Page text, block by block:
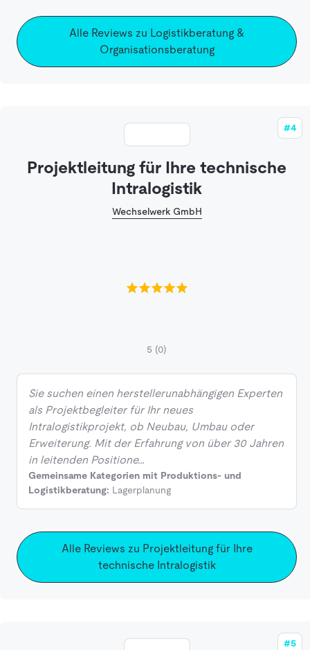
Alle Reviews zu Logistikberatung &
Organisationsberatung
#4
Projektleitung für Ihre technische
Intralogistik
Wechselwerk GmbH
5 (0)
Sie suchen einen herstellerunabhängigen Experten
als Projektbegleiter für Ihr neues
Intralogistikprojekt, ob Neubau, Umbau oder
Erweiterung. Mit der Erfahrung von über 30 Jahren
in leitenden Positione…
Gemeinsame Kategorien mit Produktions- und
Logistikberatung: Lagerplanung
Alle Reviews zu Projektleitung für Ihre
technische Intralogistik
#5